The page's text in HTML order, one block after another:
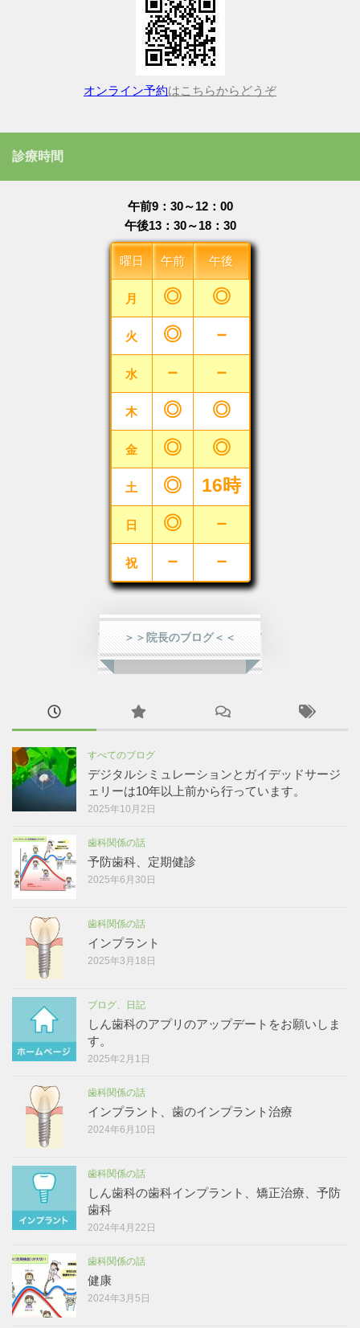
オンライン予約はこちらからどうぞ
診療時間
午前9：30～12：00
午後13：30～18：30
曜日 午前 午後
月 ◎ ◎
火 ◎ －
水 － －
木 ◎ ◎
金 ◎ ◎
土 ◎ 16時
日 ◎ －
祝 － －
＞＞院長のブログ＜＜
すべてのブログ
デジタルシミュレーションとガイデッドサージ
ェリーは10年以上前から行っています。
2025年10月2日
歯科関係の話
予防歯科、定期健診
2025年6月30日
歯科関係の話
インプラント
2025年3月18日
ブログ、日記
しん歯科のアプリのアップデートをお願いしま
す。
2025年2月1日
歯科関係の話
インプラント、歯のインプラント治療
2024年6月10日
歯科関係の話
しん歯科の歯科インプラント、矯正治療、予防
歯科
2024年4月22日
歯科関係の話
健康
2024年3月5日